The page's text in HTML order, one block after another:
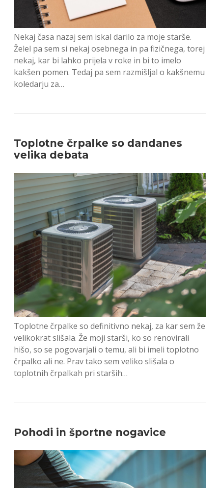
Nekaj časa nazaj sem iskal darilo za moje starše.
Želel pa sem si nekaj osebnega in pa fizičnega, torej
nekaj, kar bi lahko prijela v roke in bi to imelo
kakšen pomen. Tedaj pa sem razmišljal o kakšnemu
koledarju za…
Toplotne črpalke so dandanes
velika debata
Toplotne črpalke so definitivno nekaj, za kar sem že
velikokrat slišala. Že moji starši, ko so renovirali
hišo, so se pogovarjali o temu, ali bi imeli toplotno
črpalko ali ne. Prav tako sem veliko slišala o
toplotnih črpalkah pri starših…
Pohodi in športne nogavice